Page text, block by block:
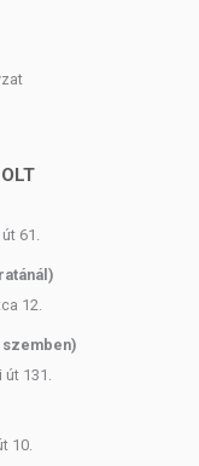
61.
12.
út 131.
10.